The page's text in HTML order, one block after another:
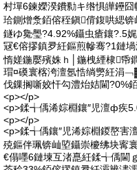
村墠6鍊嬫湀鐨勬キ绺惧皣鑸
珨鍘熷洜銆傛秷鎭偝鍑哄緦
鐩ゆ毚璺?4.92%鑷虫瘡鑲?.5
冦€傛摎鎮夛紝鏂煎幓骞?1鏈
惰嫅鍦嬮殯姝ｈ│鍦栧緸棣帋
瑁¤磸寰楁洿澶氬悎绱勶紝涓
伐鏁搁噺姣忓勾澧炲姞閫?0%
<p></p>
<p>鍒╅偊浠婃棩鑲″児澶ф疾
<p></p>
<p>鍒╅偊鑲″児浠婃棩鍐嶅害
殑鏂伴珮锛屾埅鑷崇櫦绋块寗
€傝嚜6鏈堜互渚嗭紝鍒╅偊閫